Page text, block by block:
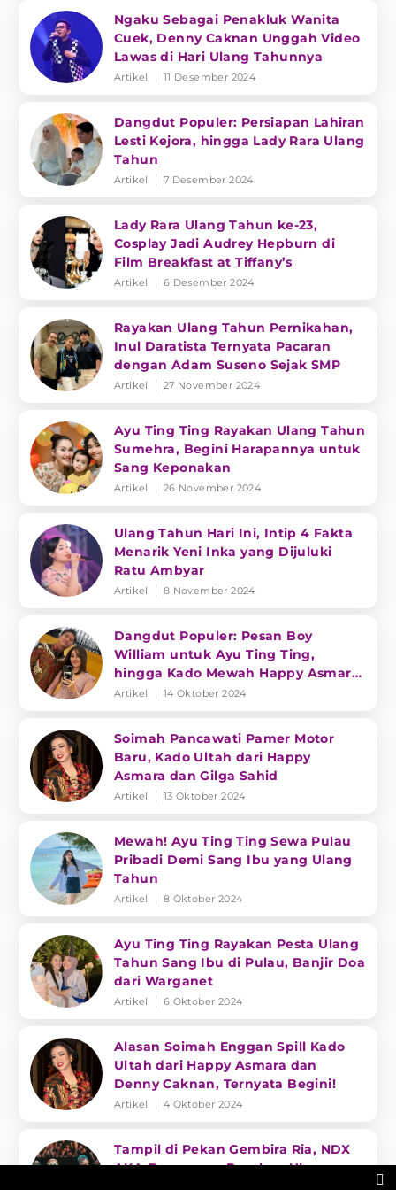
Ngaku Sebagai Penakluk Wanita
Cuek, Denny Caknan Unggah Video
Lawas di Hari Ulang Tahunnya
Artikel 11 Desember 2024
Dangdut Populer: Persiapan Lahiran
Lesti Kejora, hingga Lady Rara Ulang
Tahun
Artikel 7 Desember 2024
Lady Rara Ulang Tahun ke-23,
Cosplay Jadi Audrey Hepburn di
Film Breakfast at Tiffany’s
Artikel 6 Desember 2024
Rayakan Ulang Tahun Pernikahan,
Inul Daratista Ternyata Pacaran
dengan Adam Suseno Sejak SMP
Artikel 27 November 2024
Ayu Ting Ting Rayakan Ulang Tahun
Sumehra, Begini Harapannya untuk
Sang Keponakan
Artikel 26 November 2024
Ulang Tahun Hari Ini, Intip 4 Fakta
Menarik Yeni Inka yang Dijuluki
Ratu Ambyar
Artikel 8 November 2024
Dangdut Populer: Pesan Boy
William untuk Ayu Ting Ting,
hingga Kado Mewah Happy Asmara
untuk Soimah
Artikel 14 Oktober 2024
Soimah Pancawati Pamer Motor
Baru, Kado Ultah dari Happy
Asmara dan Gilga Sahid
Artikel 13 Oktober 2024
Mewah! Ayu Ting Ting Sewa Pulau
Pribadi Demi Sang Ibu yang Ulang
Tahun
Artikel 8 Oktober 2024
Ayu Ting Ting Rayakan Pesta Ulang
Tahun Sang Ibu di Pulau, Banjir Doa
dari Warganet
Artikel 6 Oktober 2024
Alasan Soimah Enggan Spill Kado
Ultah dari Happy Asmara dan
Denny Caknan, Ternyata Begini!
Artikel 4 Oktober 2024
Tampil di Pekan Gembira Ria, NDX
AKA Berencana Rayakan Ulang
